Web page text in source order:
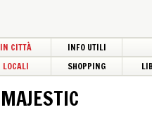
IN CITTÀ
INFO UTILI
LOCALI SHOPPING